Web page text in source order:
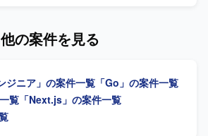
ジションの魅力】 生成
、Docker、GitHub Actionsといったモ
をフルスタックに経験することができ
ャ設計やCI/CD、セキュリティなど、
体の設計から運用まで幅広い領域に関
実装を担当していただきます。 Skillsの
ていただきます。 Dockerを用いた開発
の構築を行っていただきます。 AWS
ションデプロイを行っていただきま
インの設計・構築を行っていただきま
他の案件を見る
ジニア」の案件一覧 「Go」の案件一覧
覧 「Next.js」の案件一覧